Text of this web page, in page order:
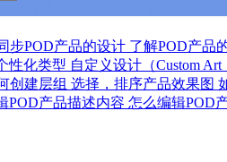
步POD产品的设计 了解POD产品
性化类型 自定义设计（Custom Art
创建层组 选择，排序产品效果图
POD产品描述内容 怎么编辑POD